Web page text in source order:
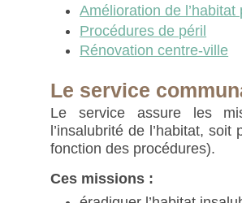
Amélioration de l’habitat
Procédures de péril
Rénovation centre-ville
Le service
Le service assure les
l’insalubrité de l’habitat,
fonction des procédures).
Ces missions :